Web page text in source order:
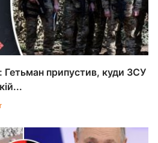
Гетьман припустив, куди ЗСУ